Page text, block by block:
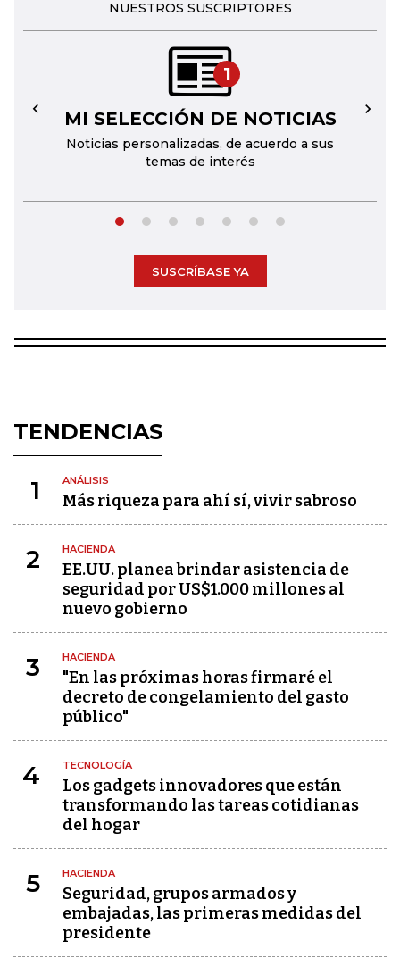
NUESTROS SUSCRIPTORES
1
MI SELECCIÓN DE NOTICIAS
Noticias personalizadas, de acuerdo a sus
temas de interés
← →
SUSCRÍBASE YA
TENDENCIAS
1 ANÁLISIS
Más riqueza para ahí sí, vivir sabroso
2 HACIENDA
EE.UU. planea brindar asistencia de
seguridad por US$1.000 millones al
nuevo gobierno
3 HACIENDA
"En las próximas horas firmaré el
decreto de congelamiento del gasto
público"
4 TECNOLOGÍA
Los gadgets innovadores que están
transformando las tareas cotidianas
del hogar
5 HACIENDA
Seguridad, grupos armados y
embajadas, las primeras medidas del
presidente